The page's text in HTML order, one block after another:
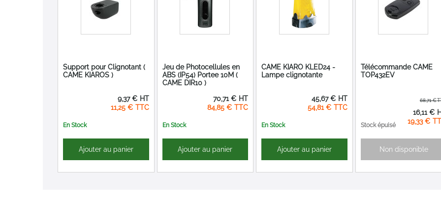
Support pour Clignotant (
CAME KIAROS )
En Stock
11,25 €
9,37 €
Ajouter au panier
Jeu de Photocellules en
ABS (IP54) Portee 10M (
CAME DIR10 )
En Stock
84,85 €
70,71 €
Ajouter au panier
CAME KIARO KLED24 -
Lampe clignotante
En Stock
54,81 €
45,67 €
Ajouter au panier
Télécommande CAME
TOP432EV
Stock épuisé
Spécial
19,33 €
16,11 €
68,71 €
Non disponible